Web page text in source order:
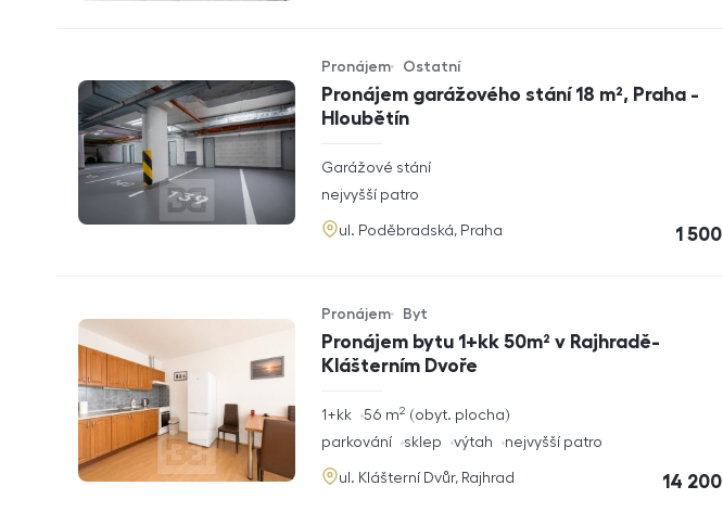
Pronájem garážového stání 18 m², Praha -
Hloubětín
Typ nabídky
Pronájem
Typ nemovitosti
Ostatní
rozměry
Garážové stání
funkce
nejvyšší patro
adresa
ul. Poděbradská, Praha cena
1 500
Pronájem bytu 1+kk 50m² v Rajhradě-
Klášterním Dvoře
Typ nabídky
Pronájem
Typ nemovitosti
Byt
rozměry
1+kk obyt. plocha
56 m2
funkce
parkování sklep výtah nejvyšší patro
adresa
ul. Klášterní Dvůr, Rajhrad cena
14 200